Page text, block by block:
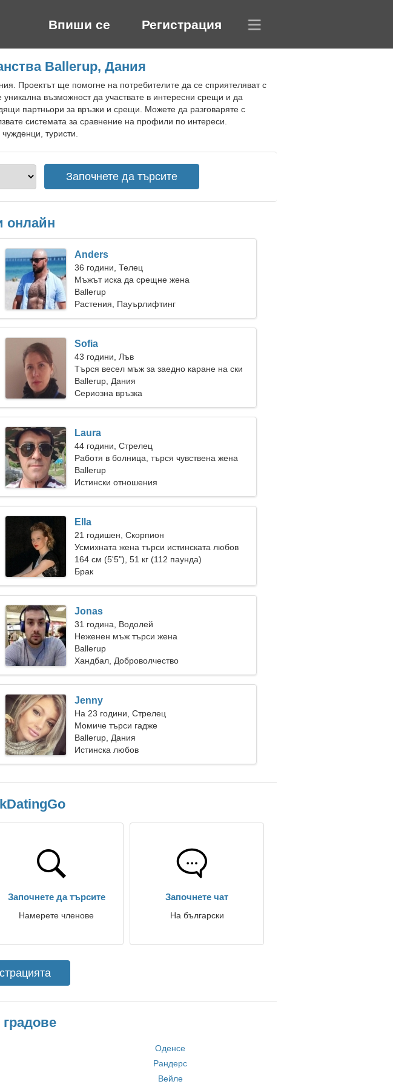
Впиши се Регистрация
Ballerup, Дания
Проектът ще помогне на потребителите да се сприятеляват с
възможност да участвате в интересни срещи и да
партньори за връзки и срещи. Можете да разговаряте с
системата за сравнение на профили по интереси.
туристи.
онлайн
Anders
36 години, Телец
Мъжът иска да срещне жена
Ballerup
Растения, Пауърлифтинг
Sofia
43 години, Лъв
Търся весел мъж за заедно каране на ски
Ballerup, Дания
Сериозна връзка
Laura
44 години, Стрелец
Работя в болница, търся чувствена жена
Ballerup
Истински отношения
Ella
21 годишен, Скорпион
Усмихната жена търси истинската любов
164 см (5'5"), 51 кг (112 паунда)
Брак
Jonas
31 година, Водолей
Неженен мъж търси жена
Ballerup
Хандбал, Доброволчество
Jenny
На 23 години, Стрелец
Момиче търси гадже
Ballerup, Дания
Истинска любов
Започнете да търсите
Намерете членове
Започнете чат
На български
Оденсе
Рандерс
Вейле